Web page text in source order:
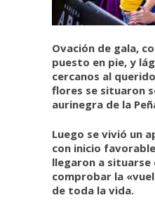
Ovación de gala,
puesto en pie, y
cercanos al
flores se situaron
aurinegra de la
Luego se vivió un
con inicio
llegaron a situarse
comprobar la
de toda la vida.